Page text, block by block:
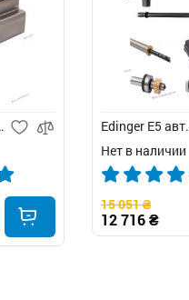
ворот
Edinger E5
Нет в наличии
15 051 ₴
12 716 ₴